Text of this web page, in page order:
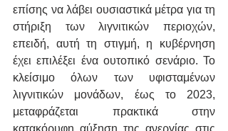
επίσης να λάβει ουσιαστικά μέτρα για τη
στήριξη των λιγνιτικών περιοχών,
επειδή, αυτή τη στιγμή, η κυβέρνηση
έχει επιλέξει ένα ουτοπικό σενάριο. Το
κλείσιμο όλων των υφισταμένων
λιγνιτικών μονάδων, έως το 2023,
μεταφράζεται πρακτικά στην